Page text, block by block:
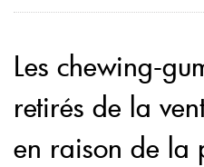
Les chewing-
retirés de la
en raison de la